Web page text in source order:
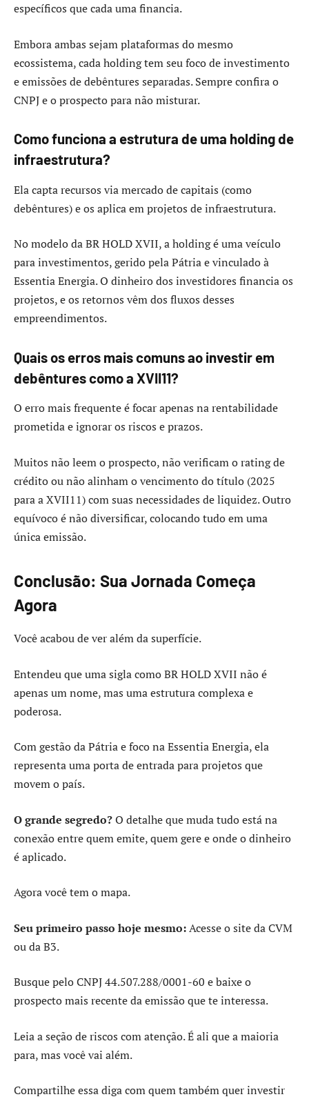
específicos que cada uma financia.
Embora ambas sejam plataformas do mesmo
ecossistema, cada holding tem seu foco de investimento
e emissões de debêntures separadas. Sempre confira o
CNPJ e o prospecto para não misturar.
Como funciona a estrutura de uma holding de
infraestrutura?
Ela capta recursos via mercado de capitais (como
debêntures) e os aplica em projetos de infraestrutura.
No modelo da BR HOLD XVII, a holding é uma veículo
para investimentos, gerido pela Pátria e vinculado à
Essentia Energia. O dinheiro dos investidores financia os
projetos, e os retornos vêm dos fluxos desses
empreendimentos.
Quais os erros mais comuns ao investir em
debêntures como a XVII11?
O erro mais frequente é focar apenas na rentabilidade
prometida e ignorar os riscos e prazos.
Muitos não leem o prospecto, não verificam o rating de
crédito ou não alinham o vencimento do título (2025
para a XVII11) com suas necessidades de liquidez. Outro
equívoco é não diversificar, colocando tudo em uma
única emissão.
Conclusão: Sua Jornada Começa
Agora
Você acabou de ver além da superfície.
Entendeu que uma sigla como BR HOLD XVII não é
apenas um nome, mas uma estrutura complexa e
poderosa.
Com gestão da Pátria e foco na Essentia Energia, ela
representa uma porta de entrada para projetos que
movem o país.
O grande segredo?O detalhe que muda tudo está na
conexão entre quem emite, quem gere e onde o dinheiro
é aplicado.
Agora você tem o mapa.
Seu primeiro passo hoje mesmo:Acesse o site da CVM
ou da B3.
Busque pelo CNPJ 44.507.288/0001-60 e baixe o
prospecto mais recente da emissão que te interessa.
Leia a seção de riscos com atenção. É ali que a maioria
para, mas você vai além.
Compartilhe essa diga com quem também quer investir